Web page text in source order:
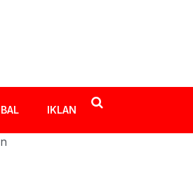
IKLAN